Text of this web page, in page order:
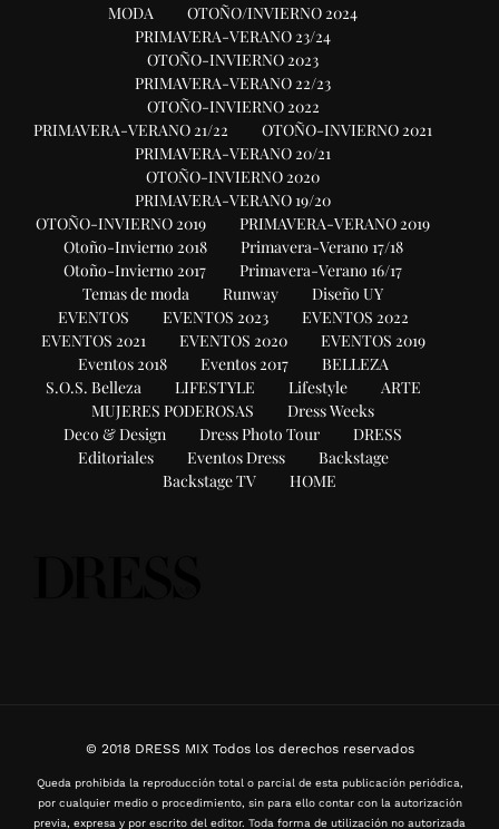
MODA
OTOÑO/INVIERNO 2024
PRIMAVERA-VERANO 23/24
OTOÑO-INVIERNO 2023
PRIMAVERA-VERANO 22/23
OTOÑO-INVIERNO 2022
PRIMAVERA-VERANO 21/22
OTOÑO-INVIERNO 2021
PRIMAVERA-VERANO 20/21
OTOÑO-INVIERNO 2020
PRIMAVERA-VERANO 19/20
OTOÑO-INVIERNO 2019
PRIMAVERA-VERANO 2019
Otoño-Invierno 2018
Primavera-Verano 17/18
Otoño-Invierno 2017
Primavera-Verano 16/17
Temas de moda
Runway
Diseño UY
EVENTOS
EVENTOS 2023
EVENTOS 2022
EVENTOS 2021
EVENTOS 2020
EVENTOS 2019
Eventos 2018
Eventos 2017
BELLEZA
S.O.S. Belleza
LIFESTYLE Lifestyle
ARTE
MUJERES PODEROSAS
Dress Weeks
Deco & Design
Dress Photo Tour
DRESS
Editoriales
Eventos Dress
Backstage
Backstage TV
HOME
© 2018 DRESS MIX Todos los derechos reservados
Queda prohibida la reproducción total o parcial de esta publicación periódica,
por cualquier medio o procedimiento, sin para ello contar con la autorización
previa, expresa y por escrito del editor. Toda forma de utilización no autorizada